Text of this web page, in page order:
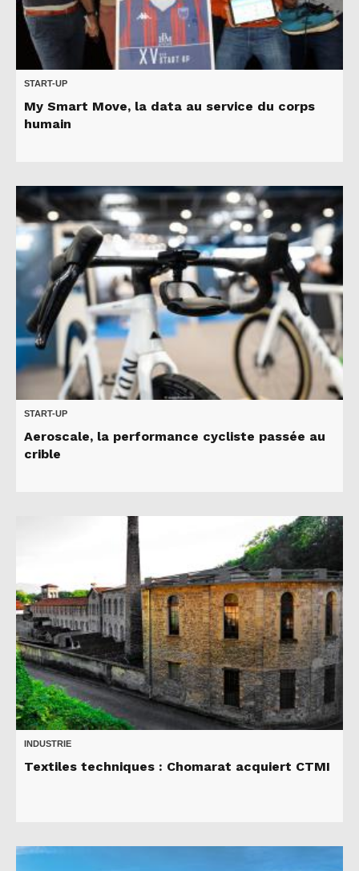
START-UP
My Smart Move, la data au service du corps
humain
START-UP
Aeroscale, la performance cycliste passée au
crible
INDUSTRIE
Textiles techniques : Chomarat acquiert CTMI